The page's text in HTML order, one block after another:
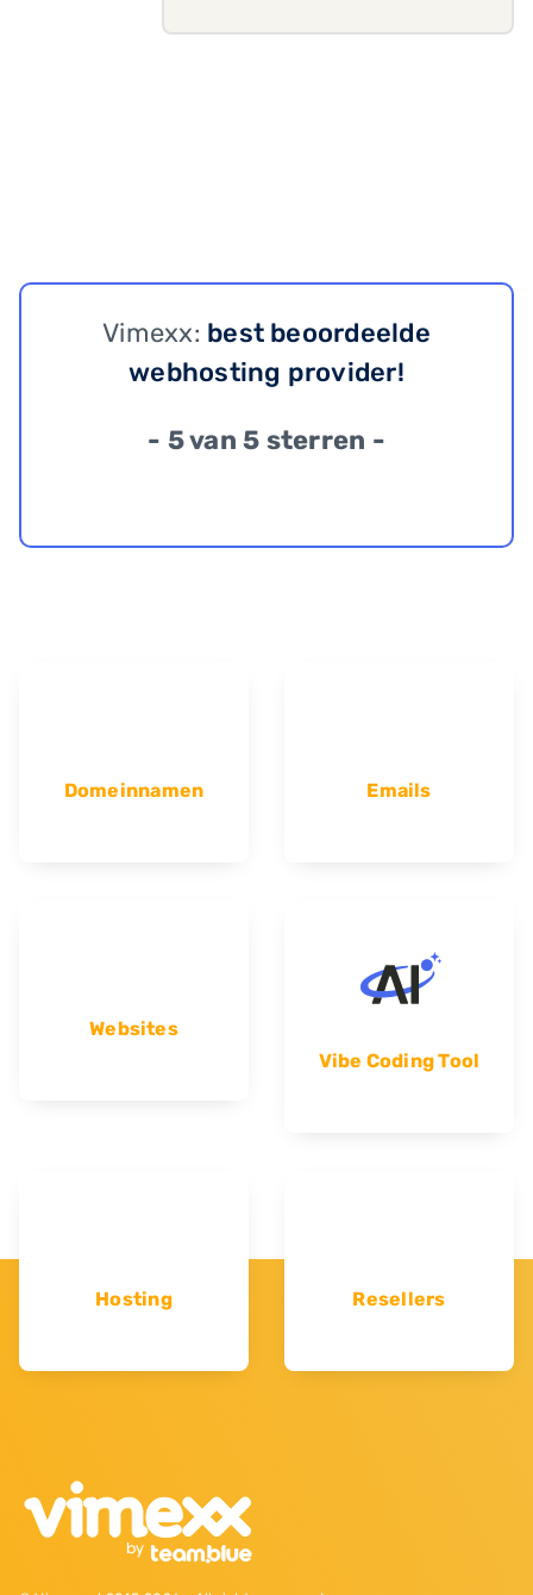
Vimexx: best beoordeelde
webhosting provider!
- 5 van 5 sterren -
Domeinnamen Emails
Websites
Vibe Coding Tool
Hosting Resellers